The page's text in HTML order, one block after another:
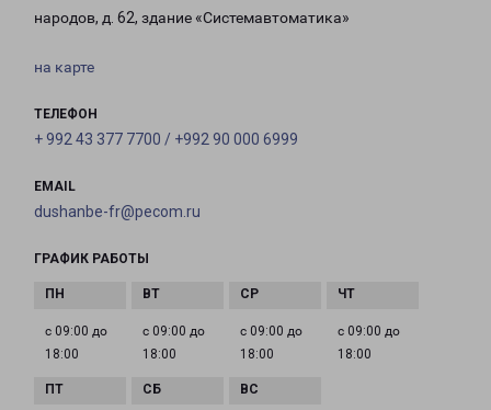
народов, д. 62, здание «Системавтоматика»
на карте
ТЕЛЕФОН
+ 992 43 377 7700 / +992 90 000 6999
EMAIL
dushanbe-fr@pecom.ru
ГРАФИК РАБОТЫ
с 09:00 до
18:00
с 09:00 до
18:00
с 09:00 до
18:00
с 09:00 до
18:00